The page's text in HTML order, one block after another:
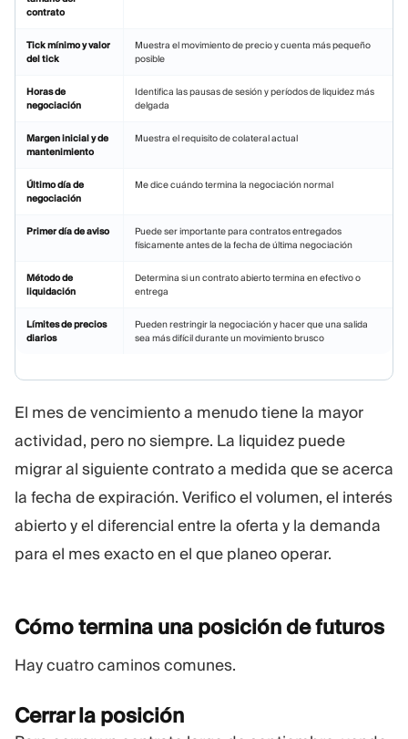
contrato
Tick mínimo y valor
del tick
Muestra el movimiento de precio y cuenta más pequeño
posible
Horas de
negociación
Identifica las pausas de sesión y períodos de liquidez más
delgada
Margen inicial y de
mantenimiento
Muestra el requisito de colateral actual
Último día de
negociación
Me dice cuándo termina la negociación normal
Primer día de aviso
Puede ser importante para contratos entregados
físicamente antes de la fecha de última negociación
Método de
liquidación
Determina si un contrato abierto termina en efectivo o
entrega
Límites de precios
diarios
Pueden restringir la negociación y hacer que una salida
sea más difícil durante un movimiento brusco
El mes de vencimiento a menudo tiene la mayor
actividad, pero no siempre. La liquidez puede
migrar al siguiente contrato a medida que se acerca
la fecha de expiración. Verifico el volumen, el interés
abierto y el diferencial entre la oferta y la demanda
para el mes exacto en el que planeo operar.
Cómo termina una posición defuturos
Hay cuatro caminos comunes.
Cerrar la posición